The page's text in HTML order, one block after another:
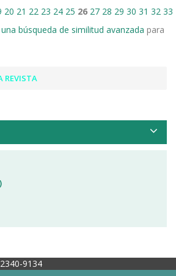
20 21 22 23 24 25 26 27 28 29 30 31 32 33
búsqueda de similitud avanzada para
REVISTA
9134